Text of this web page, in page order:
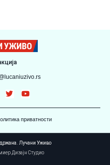
приватности
Лучани Уживо
Дизајн Студио